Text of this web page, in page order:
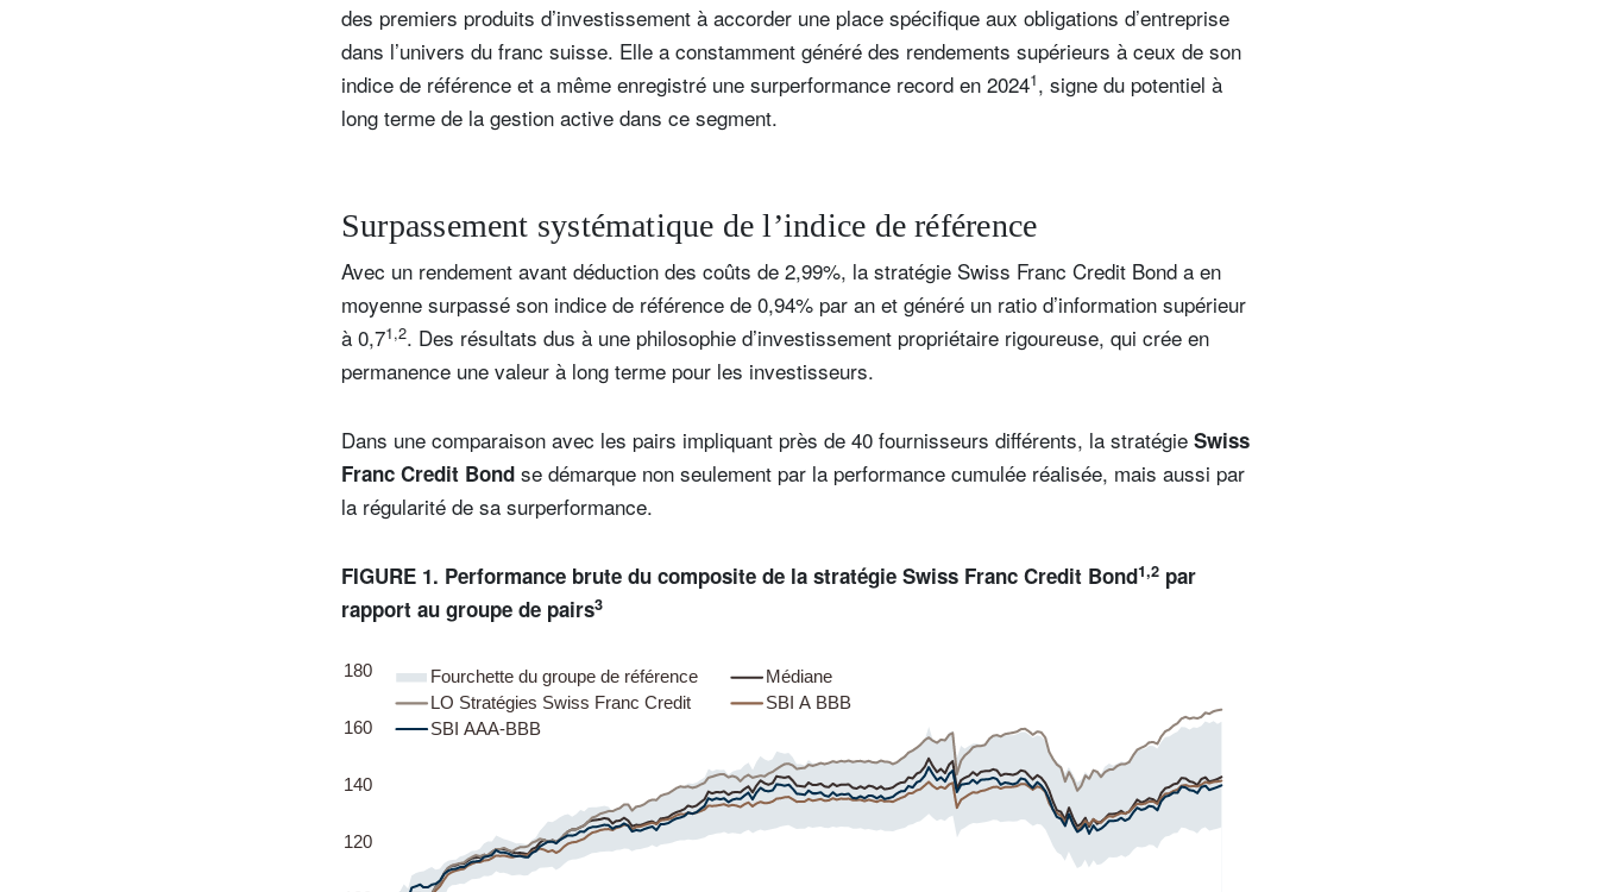
des premiers produits d’investissement à accorder une place spécifique aux obligations d’entreprise
dans l’univers du franc suisse. Elle a constamment généré des rendements supérieurs à ceux de son
indice de référence et a même enregistré une surperformance record en 20241, signe du potentiel à
long terme de la gestion active dans ce segment.
Surpassement systématique de l’indice de référence
Avec un rendement avant déduction des coûts de 2,99%, la stratégie Swiss Franc Credit Bond a en
moyenne surpassé son indice de référence de 0,94% par an et généré un ratio d’information supérieur
à 0,71,2. Des résultats dus à une philosophie d’investissement propriétaire rigoureuse, qui crée en
permanence une valeur à long terme pour les investisseurs.
Dans une comparaison avec les pairs impliquant près de 40 fournisseurs différents, la stratégie Swiss
Franc Credit Bond se démarque non seulement par la performance cumulée réalisée, mais aussi par
la régularité de sa surperformance.
FIGURE 1. Performance brute du composite de la stratégie Swiss Franc Credit Bond1,2 par
rapport au groupe de pairs3